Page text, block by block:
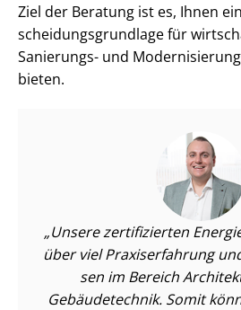
Ziel der Beratung ist es, Ihnen
schei­dungs­grund­la­ge für
Sanierungs- und
bieten.
Unsere zertifizierten
über viel Praxiserfahrung
sen im Bereich
Gebäudetechnik. Somit